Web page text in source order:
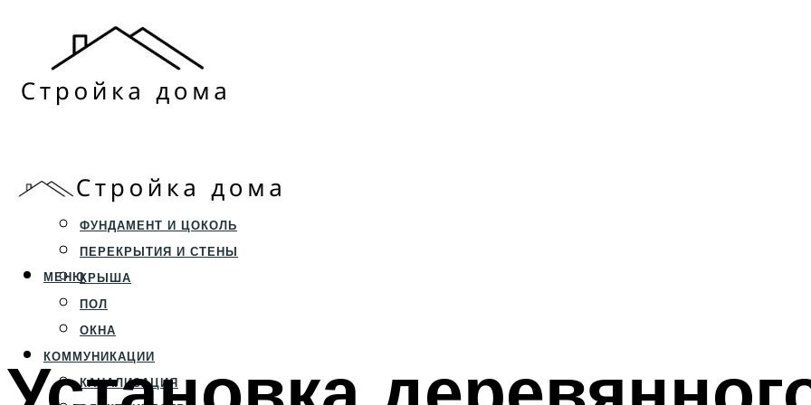
СТРОИТЕЛЬСТВО
ФУНДАМЕНТ И ЦОКОЛЬ
ПЕРЕКРЫТИЯ И СТЕНЫ
КРЫША
ПОЛ
ОКНА
КОММУНИКАЦИИ
КАНАЛИЗАЦИЯ
МЕНЮ